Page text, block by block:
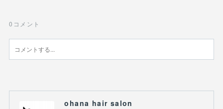
0 コメント
ohana hair salon